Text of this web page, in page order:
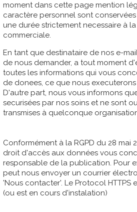
moment dans cette page mention
caractère personnel sont
une durée strictement necessaire à
commerciale.
En tant que destinataire de nos e-
de nous demander, a tout moment
toutes les informations qui vous
de donees, ce que nous
D'autre part, nous vous informons
securisées par nos soins et ne sont
transmises à quelconque
Conformément à la RGPD du 28 mai
droit d'accès aux données vous
responsable de la publication. Pour
peut nous envoyer un courrier
'Nous contacter'. Le Protocol HTTPS
(ou est en cours d'instalation)